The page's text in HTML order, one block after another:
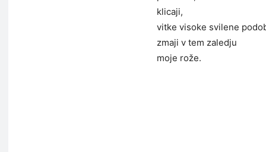
klicaji,
vitke visoke svilene
zmaji v tem zaledju
moje rože.